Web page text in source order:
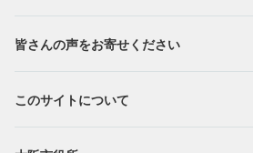
皆さんの声をお寄せください
このサイトについて